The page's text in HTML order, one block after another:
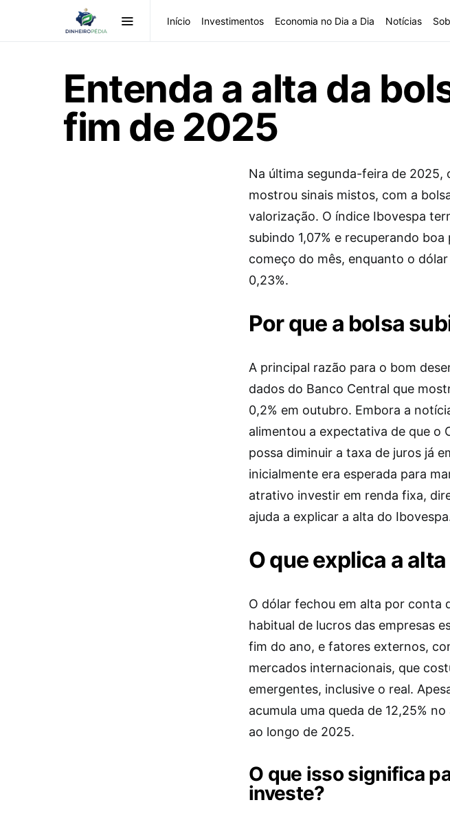
Início Investimentos Economia no Dia a Dia Notícias
Entenda a alta da
fim de 2025
Na última segunda-feira de
mostrou sinais mistos, com a
valorização. O índice Ibovespa
subindo 1,07% e recuperando
começo do mês, enquanto o
0,23%.
Por que a bolsa
A principal razão para o bom
dados do Banco Central que
0,2% em outubro. Embora a
alimentou a expectativa de que o
possa diminuir a taxa de juros já
inicialmente era esperada para
atrativo investir em renda fixa,
ajuda a explicar a alta do
O que explica a
O dólar fechou em alta por conta
habitual de lucros das empresas
fim do ano, e fatores externos,
mercados internacionais, que
emergentes, inclusive o real.
acumula uma queda de 12,25%
ao longo de 2025.
O que isso significa
investe?